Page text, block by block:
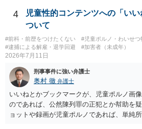
4
児童性的コンテンツへの「い
ついて
#前科・前歴をつけたくない
#児童ポルノ・わいせつ
#逮捕による解雇・退学回避
#加害者（未成年）
2026年7月11日
刑事事件に強い弁護士
奥村 徹 弁護士
いいねとかブックマークが、児童ポルノ画
のであれば、公然陳列罪の正犯とか幇助を
ョットや録画が児童ポルノであれば、単純